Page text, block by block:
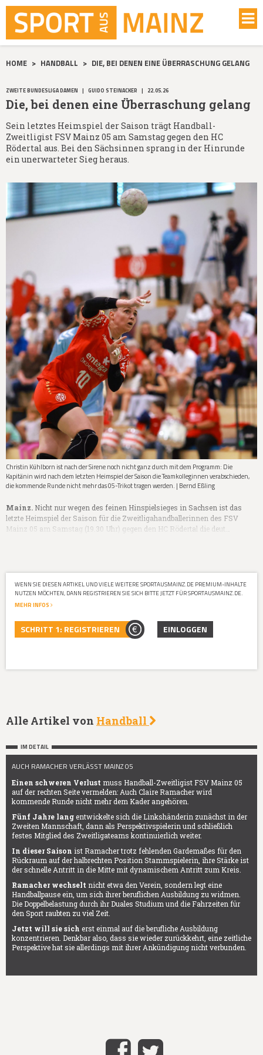
HOME > HANDBALL > DIE, BEI DENEN EINE ÜBERRASCHUNG GELANG
ZWEITE BUNDESLIGA DAMEN | GUIDO STEINACKER | 22.05.26
Die, bei denen eine Überraschung gelang
Sein letztes Heimspiel der Saison trägt Handball-
Zweitligist FSV Mainz 05 am Samstag gegen den HC
Rödertal aus. Bei den Sächsinnen sprang in der Hinrunde
ein unerwarteter Sieg heraus.
Christin Kühlborn ist nach der Sirene noch nicht ganz durch mit dem Programm: Die
Kapitänin wird nach dem letzten Heimspiel der Saison die Teamkolleginnen verabschieden,
die kommende Runde nicht mehr das 05-Trikot tragen werden. | Bernd Eßling
Mainz. Nicht nur wegen des feinen Hinspielsieges in Sachsen ist das
letzte Heimspiel der Saison für die Zweitligahandballerinnen des FSV
Mainz 05 am Samstag (19.30 Uhr) gegen den HC Rödertal die deut…
WENN SIE DIESEN ARTIKEL UND VIELE WEITERE SPORTAUSMAINZ.DE PREMIUM-INHALTE
NUTZEN MÖCHTEN, DANN REGISTRIEREN SIE SICH BITTE JETZT FÜR SPORTAUSMAINZ.DE.
MEHR INFOS
SCHRITT 1: REGISTRIEREN EINLOGGEN
Alle Artikel von Handball
IM DETAIL
AUCH RAMACHER VERLÄSST MAINZ 05
Einen schweren Verlust muss Handball-Zweitligist FSV Mainz 05
auf der rechten Seite vermelden: Auch Claire Ramacher wird
kommende Runde nicht mehr dem Kader angehören.
Fünf Jahre langentwickelte sich die Linkshänderin zunächst in der
Zweiten Mannschaft, dann als Perspektivspielerin und schließlich
festes Mitglied des Zweitligateams kontinuierlich weiter.
In dieser Saison ist Ramacher trotz fehlenden Gardemaßes für den
Rückraum auf der halbrechten Position Stammspielerin, ihre Stärke ist
der schnelle Antritt in die Mitte mit dynamischem Antritt zum Kreis.
Ramacher wechselt nicht etwa den Verein, sondern legt eine
Handballpause ein, um sich ihrer beruflichen Ausbildung zu widmen.
Die Doppelbelastung durch ihr Duales Studium und die Fahrzeiten für
den Sport raubten zu viel Zeit.
Jetzt will sie sich erst einmal auf die berufliche Ausbildung
konzentrieren. Denkbar also, dass sie wieder zurückkehrt, eine zeitliche
Perspektive hat sie allerdings mit ihrer Ankündigung nicht verbunden.